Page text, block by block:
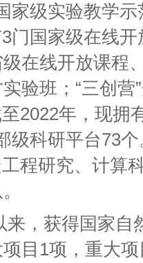
家级实验教学
门国家级在线
在线开放课程
验班；“三创
2022年，现拥
级科研平台73
程研究、计算
来，获得国家自
目1项，重大